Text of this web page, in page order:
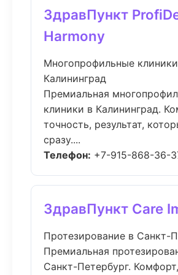
ЗдравПункт
Harmony
Многопрофильные
Калининград
Премиальная
клиники в Калининград.
точность, результат,
сразу....
Телефон: +7-915-868-36-
ЗдравПункт Care
Протезирование в Санкт-
Премиальная
Санкт-Петербург.